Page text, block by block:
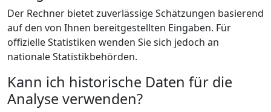
Der Rechner bietet zuverlässige Schätzungen basierend
auf den von Ihnen bereitgestellten Eingaben. Für
offizielle Statistiken wenden Sie sich jedoch an
nationale Statistikbehörden.
Kann ich historische Daten für die
Analyse verwenden?